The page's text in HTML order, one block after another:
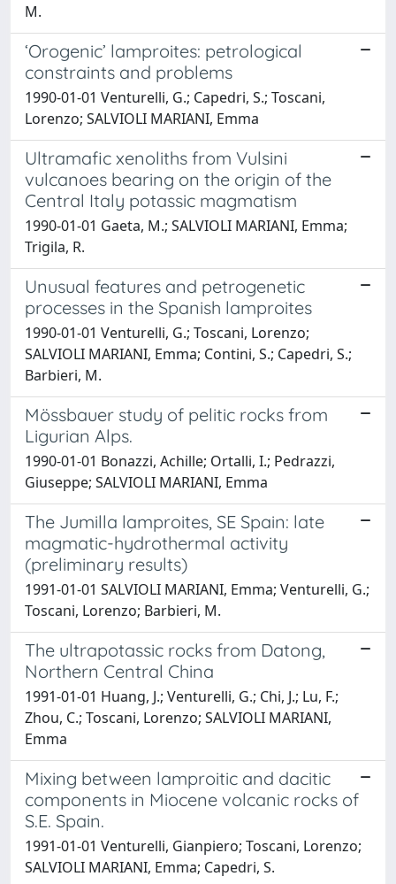
M.
‘Orogenic’ lamproites: petrological
constraints and problems
1990-01-01 Venturelli, G.; Capedri, S.; Toscani,
Lorenzo; SALVIOLI MARIANI, Emma
Ultramafic xenoliths from Vulsini
vulcanoes bearing on the origin of the
Central Italy potassic magmatism
1990-01-01 Gaeta, M.; SALVIOLI MARIANI, Emma;
Trigila, R.
Unusual features and petrogenetic
processes in the Spanish lamproites
1990-01-01 Venturelli, G.; Toscani, Lorenzo;
SALVIOLI MARIANI, Emma; Contini, S.; Capedri, S.;
Barbieri, M.
Mössbauer study of pelitic rocks from
Ligurian Alps.
1990-01-01 Bonazzi, Achille; Ortalli, I.; Pedrazzi,
Giuseppe; SALVIOLI MARIANI, Emma
The Jumilla lamproites, SE Spain: late
magmatic-hydrothermal activity
(preliminary results)
1991-01-01 SALVIOLI MARIANI, Emma; Venturelli, G.;
Toscani, Lorenzo; Barbieri, M.
The ultrapotassic rocks from Datong,
Northern Central China
1991-01-01 Huang, J.; Venturelli, G.; Chi, J.; Lu, F.;
Zhou, C.; Toscani, Lorenzo; SALVIOLI MARIANI,
Emma
Mixing between lamproitic and dacitic
components in Miocene volcanic rocks of
S.E. Spain.
1991-01-01 Venturelli, Gianpiero; Toscani, Lorenzo;
SALVIOLI MARIANI, Emma; Capedri, S.